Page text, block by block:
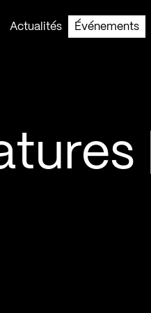
Actualités
Événements
|